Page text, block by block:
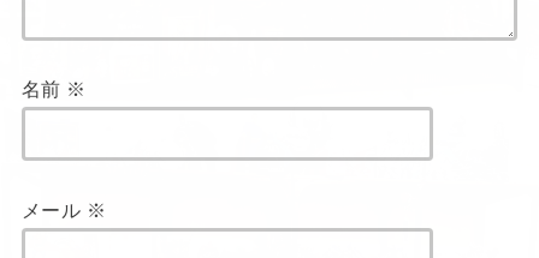
名前 ※
メール ※